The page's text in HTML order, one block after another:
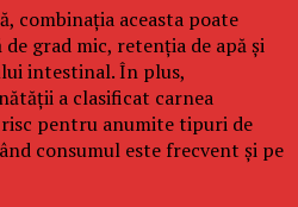
combinația aceasta poate
grad mic, retenția de apă și
intestinal. În plus,
a clasificat carnea
pentru anumite tipuri de
consumul este frecvent și pe